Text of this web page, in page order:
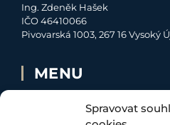
Spravovat
Ing. Zdeněk Hašek
IČO 46410066
Pivovarská 1003, 267 16 Vysoký
MENU